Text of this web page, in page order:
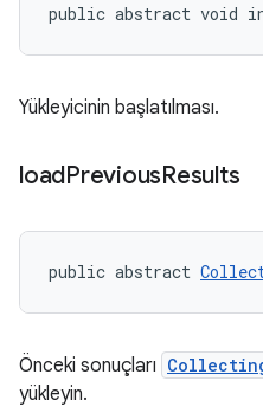
public abstract void
Yükleyicinin başlatılması.
loadPreviousResults
public abstract
Önceki sonuçları
yükleyin.